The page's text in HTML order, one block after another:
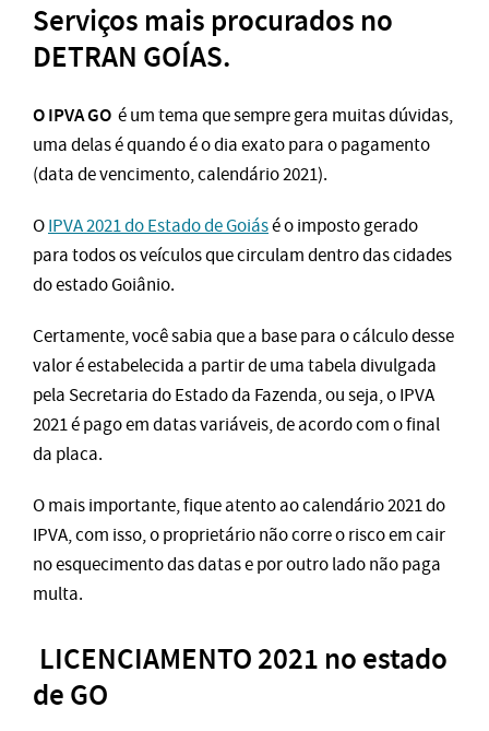
Serviços mais procurados no
DETRAN GOÍAS.
O IPVA GO é um tema que sempre gera muitas dúvidas,
uma delas é quando é o dia exato para o pagamento
(data de vencimento, calendário 2021).
OIPVA 2021 do Estado de Goiásé o imposto gerado
para todos os veículos que circulam dentro das cidades
do estado Goiânio.
Certamente, você sabia que a base para o cálculo desse
valor é estabelecida a partir de uma tabela divulgada
pela Secretaria do Estado da Fazenda, ou seja, o IPVA
2021 é pago em datas variáveis, de acordo com o final
da placa.
O mais importante, fique atento ao calendário 2021 do
IPVA, com isso, o proprietário não corre o risco em cair
no esquecimento das datas e por outro lado não paga
multa.
LICENCIAMENTO 2021 no estado
de GO